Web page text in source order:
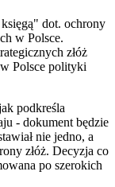
dot. ochrony
w Polsce.
złóż
Polsce polityki
podkreśla
- dokument będzie
nie jedno, a
złóż. Decyzja co
po szerokich